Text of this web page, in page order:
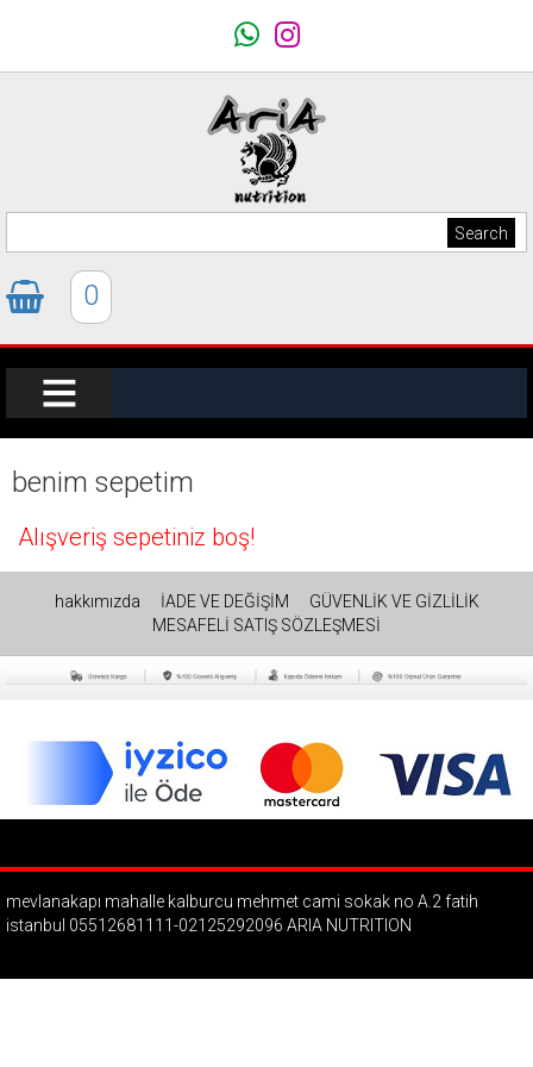
0
benim sepetim
Alışveriş sepetiniz boş!
hakkımızda İADE VE DEĞİŞİM
GÜVENLİK VE GİZLİLİK
MESAFELİ SATIŞ SÖZLEŞMESİ
mevlanakapı mahalle kalburcu mehmet cami sokak no A.2 fatih
istanbul 05512681111-02125292096 ARIA NUTRITION